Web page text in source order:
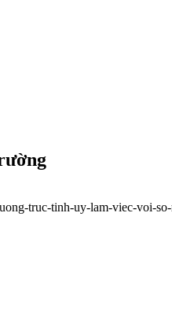
truc-tinh-uy-lam-viec-voi-